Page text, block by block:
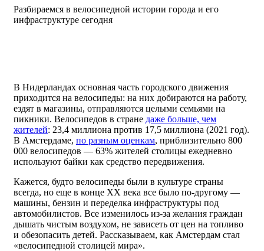
Разбираемся в велосипедной истории города и его
инфраструктуре сегодня
В Нидерландах основная часть городского движения
приходится на велосипеды: на них добираются на работу,
ездят в магазины, отправляются целыми семьями на
пикники. Велосипедов в стране даже больше, чем
жителей: 23,4 миллиона против 17,5 миллиона (2021 год).
В Амстердаме, по разным оценкам, приблизительно 800
000 велосипедов — 63% жителей столицы ежедневно
используют байки как средство передвижения.
Кажется, будто велосипеды были в культуре страны
всегда, но еще в конце XX века все было по-другому —
машины, бензин и переделка инфраструктуры под
автомобилистов. Все изменилось из-за желания граждан
дышать чистым воздухом, не зависеть от цен на топливо
и обезопасить детей. Рассказываем, как Амстердам стал
«велосипедной столицей мира».